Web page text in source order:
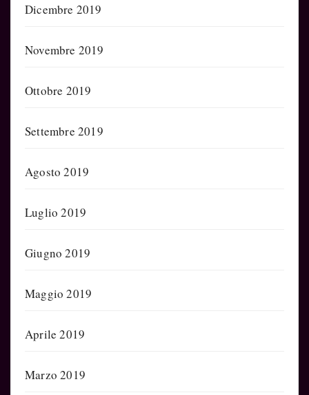
Dicembre 2019
Novembre 2019
Ottobre 2019
Settembre 2019
Agosto 2019
Luglio 2019
Giugno 2019
Maggio 2019
Aprile 2019
Marzo 2019